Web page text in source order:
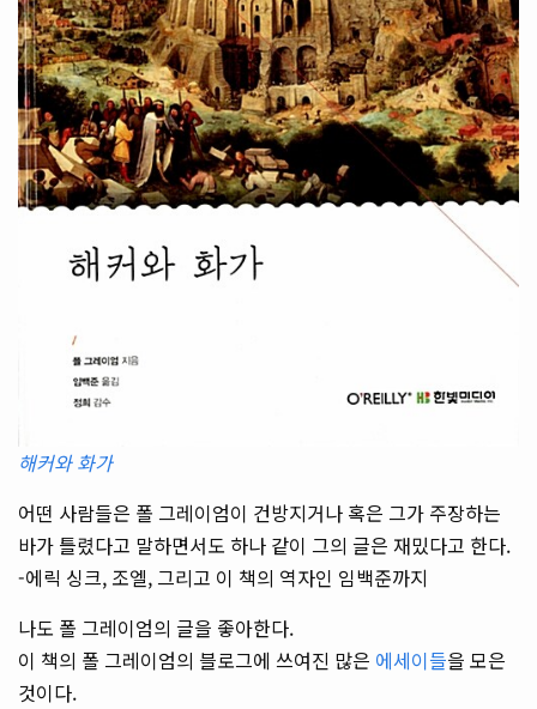
해커와 화가
어떤 사람들은 폴 그레이엄이 건방지거나 혹은 그가 주장하는
바가 틀렸다고 말하면서도 하나 같이 그의 글은 재밌다고 한다.
-에릭 싱크, 조엘, 그리고 이 책의 역자인 임백준까지
나도 폴 그레이엄의 글을 좋아한다.
이 책의 폴 그레이엄의 블로그에 쓰여진 많은 에세이들을 모은
것이다.